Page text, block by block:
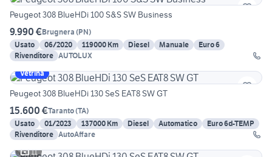
Peugeot 308 BlueHDi 100 S&S SW Business
9.990 €Brugnera (PN)
Usato
06/2020 119000 Km Diesel Manuale
Euro 6
Rivenditore AUTOLUX
Vetrina
Peugeot 308 BlueHDi 130 SeS EAT8 SW GT
15.600 €Taranto(TA)
Usato
01/2023 137000 Km Diesel Automatico
Euro 6d-TEMP
Rivenditore AutoAffare
11